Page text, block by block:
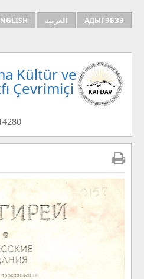
العربية
АДЫГЭБЗЭ
Kültür ve
Çevrimiçi